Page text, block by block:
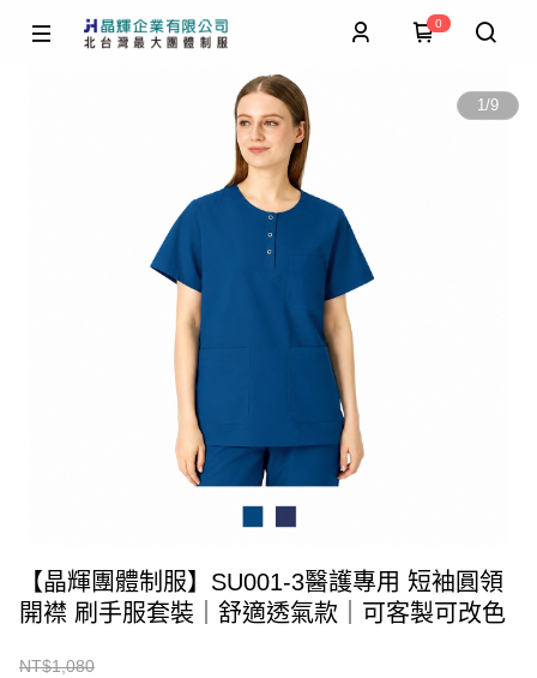
0
1/9
【晶輝團體制服】SU001-3醫護專用 短袖圓領
開襟 刷手服套裝｜舒適透氣款｜可客製可改色
NT$1,080